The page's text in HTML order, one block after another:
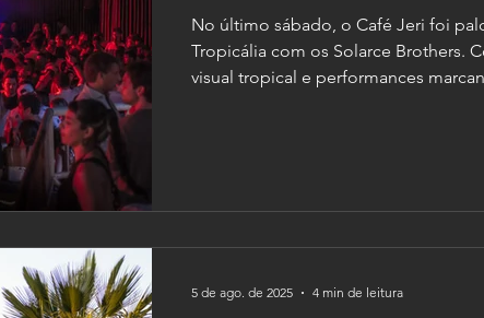
No último sábado, o Café Jeri foi
Tropicália com os Solarce Brothers.
visual tropical e performances
5 de ago. de 2025 4 min de leitura